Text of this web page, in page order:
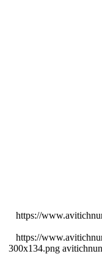
https://
https://
300x134.png